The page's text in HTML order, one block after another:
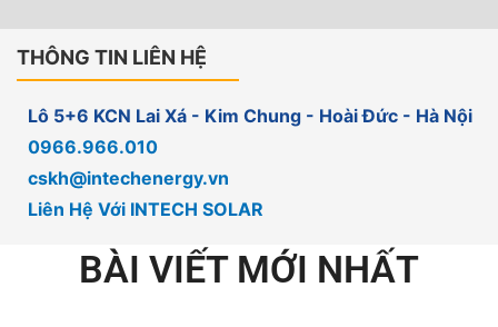
THÔNG TIN LIÊN HỆ
Lô 5+6 KCN Lai Xá - Kim Chung - Hoài Đức - Hà Nội
0966.966.010
cskh@intechenergy.vn
Liên Hệ Với INTECH SOLAR
BÀI VIẾT MỚI NHẤT